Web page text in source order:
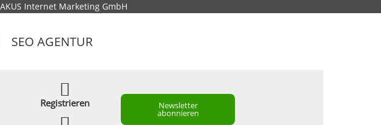
Internet Marketing GmbH
SEO AGENTUR
Registrieren Newsletter
abonnieren